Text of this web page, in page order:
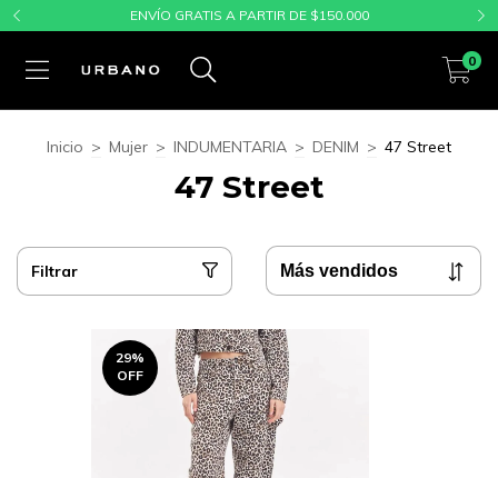
ENVÍO GRATIS A PARTIR DE $150.000
0
Inicio > Mujer > INDUMENTARIA > DENIM > 47 Street
47 Street
Filtrar
29%
OFF